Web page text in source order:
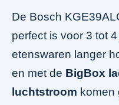
De Bosch
perfect is voor 3 tot
etenswaren langer
en met de BigBox
luchtstroom komen